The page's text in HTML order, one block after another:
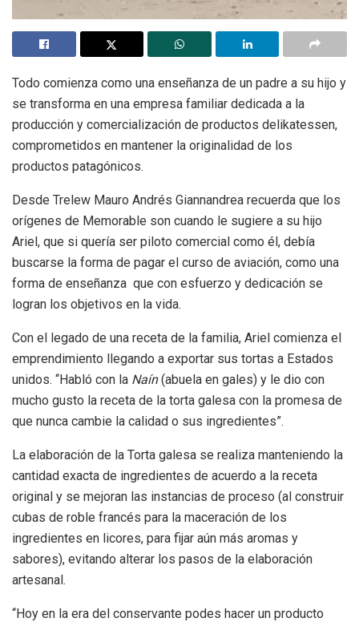
Todo comienza como una enseñanza de un padre a su hijo y
se transforma en una empresa familiar dedicada a la
producción y comercialización de productos delikatessen,
comprometidos en mantener la originalidad de los
productos patagónicos.
Desde Trelew Mauro Andrés Giannandrea recuerda que los
orígenes de Memorable son cuando le sugiere a su hijo
Ariel, que si quería ser piloto comercial como él, debía
buscarse la forma de pagar el curso de aviación, como una
forma de enseñanza que con esfuerzo y dedicación se
logran los objetivos en la vida.
Con el legado de una receta de la familia, Ariel comienza el
emprendimiento llegando a exportar sus tortas a Estados
unidos. “Habló con la Naín(abuela en gales) y le dio con
mucho gusto la receta de la torta galesa con la promesa de
que nunca cambie la calidad o sus ingredientes”.
La elaboración de la Torta galesa se realiza manteniendo la
cantidad exacta de ingredientes de acuerdo a la receta
original y se mejoran las instancias de proceso (al construir
cubas de roble francés para la maceración de los
ingredientes en licores, para fijar aún más aromas y
sabores), evitando alterar los pasos de la elaboración
artesanal.
“Hoy en la era del conservante podes hacer un producto